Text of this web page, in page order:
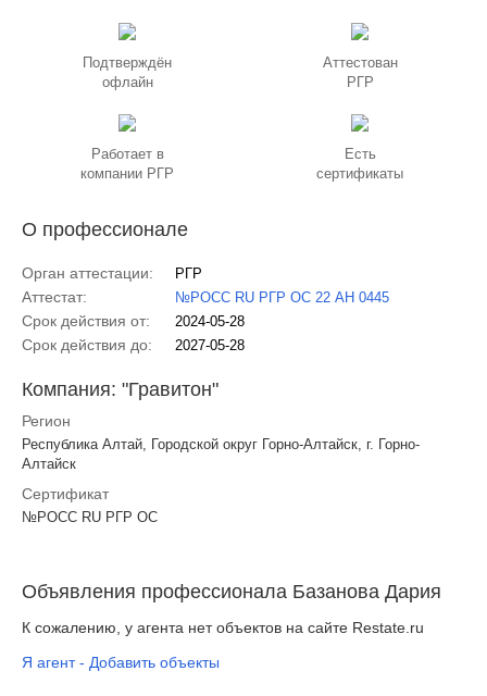
Подтверждён
офлайн
Аттестован
РГР
Работает в
компании РГР
Есть
сертификаты
О профессионале
Орган аттестации: РГР
Аттестат: №РОСС RU РГР ОС 22 АН 0445
Срок действия от: 2024-05-28
Срок действия до: 2027-05-28
Компания: "Гравитон"
Регион
Республика Алтай, Городской округ Горно-Алтайск, г. Горно-
Алтайск
Сертификат
№РОСС RU РГР ОС
Объявления профессионала Базанова Дария
К сожалению, у агента нет объектов на сайте Restate.ru
Я агент - Добавить объекты